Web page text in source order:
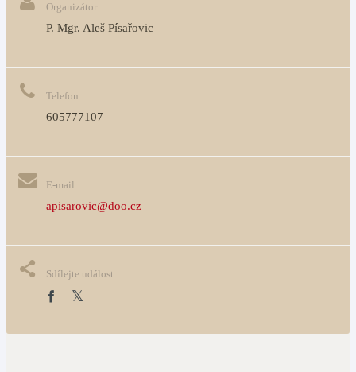
Organizátor
P. Mgr. Aleš Písařovic
Telefon
605777107
E-mail
apisarovic@doo.cz
Sdílejte událost